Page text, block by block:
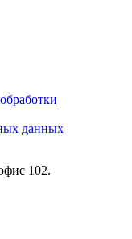
данных
102.